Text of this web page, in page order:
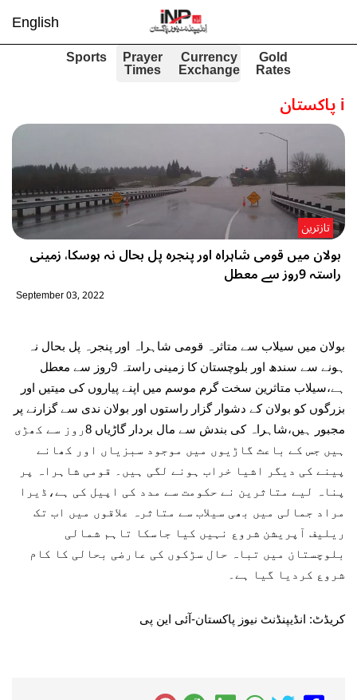
English
Gold
Rates
Currency
Exchange
Prayer
Times
Sports
iپاکستان
بولان میں قومی شاہراہ اور پنجرہ پل بحال نہ ہوسکا، زمینی
راستہ 9روز سے معطل
تازترین
September 03, 2022
بولان میں سیلاب سے متاثرہ قومی شاہراہ اور پنجرہ پل بحال نہ
ہونے سے سندھ اور بلوچستان کا زمینی راستہ 9روز سے معطل
ہے،سیلاب متاثرین سخت گرم موسم میں اپنے پیاروں کی میتیں اور
بزرگوں کو بولان کے دشوار گزار راستوں اور بولان ندی سے گزارنے پر
مجبور ہیں،شاہراہ کی بندش سے مال بردار گاڑیاں 8روز سے کھڑی
ہیں جس کے باعث گاڑیوں میں موجود سبزیاں اور کھانے
پینے کی دیگر اشیا خراب ہونے لگی ہیں۔ قومی شاہراہ پر
پناہ لیے متاثرین نے حکومت سے مدد کی اپیل کی ہے،ڈیرا
مراد جمالی میں بھی سیلاب سے متاثرہ علاقوں میں اب تک
ریلیف آپریشن شروع نہیں کیا جاسکا تاہم شمالی
بلوچستان میں تباہ حال سڑکوں کی عارضی بحالی کا کام
شروع کردیا گیا ہے۔
کریڈٹ: انڈیپنڈنٹ نیوز پاکستان-آئی این پی